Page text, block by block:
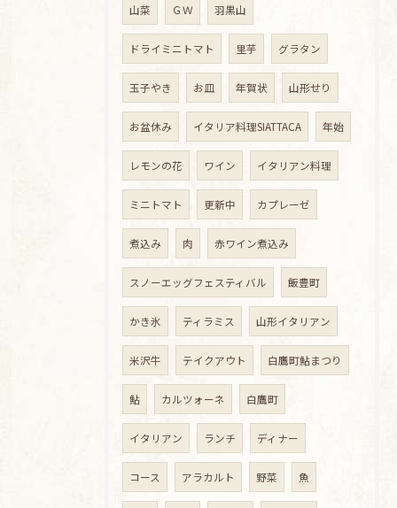
山菜 ＧＷ 羽黒山
ドライミニトマト 里芋 グラタン
玉子やき お皿 年賀状 山形せり
お盆休み イタリア料理SIATTACA 年始
レモンの花 ワイン イタリアン料理
ミニトマト 更新中 カプレーゼ
煮込み 肉 赤ワイン煮込み
スノーエッグフェスティバル 飯豊町
かき氷 ティラミス 山形イタリアン
米沢牛 テイクアウト 白鷹町鮎まつり
鮎 カルツォーネ 白鷹町
イタリアン ランチ ディナー
コース アラカルト 野菜 魚